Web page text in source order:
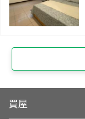
買屋